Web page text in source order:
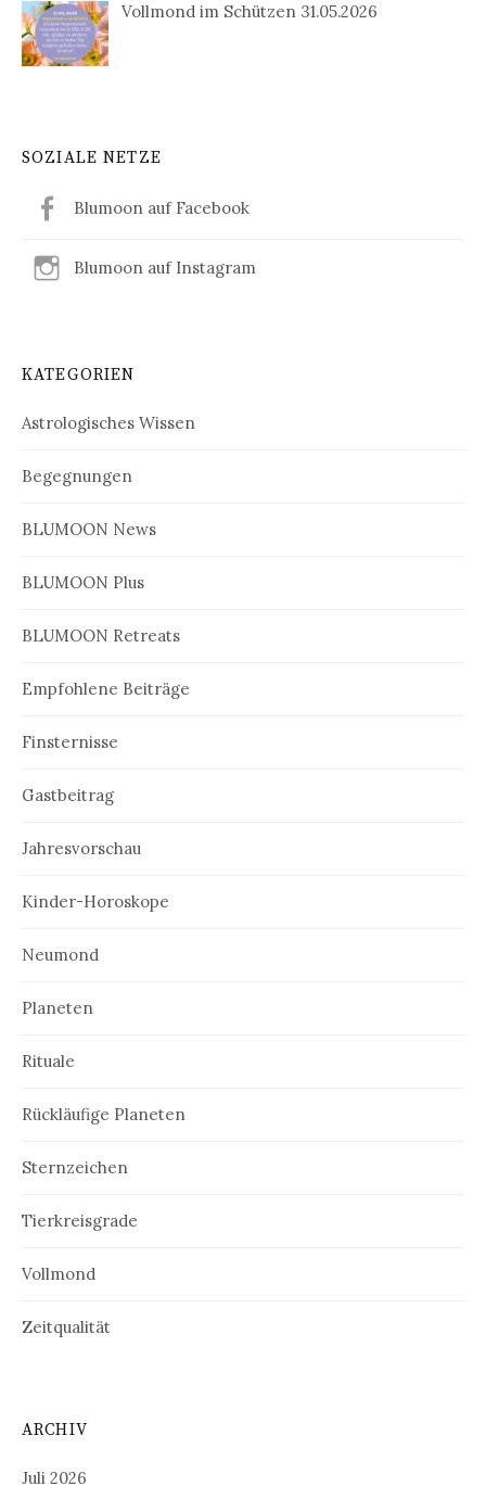
Vollmond im Schützen 31.05.2026
SOZIALE NETZE
Blumoon auf Facebook
Blumoon auf Instagram
KATEGORIEN
Astrologisches Wissen
Begegnungen
BLUMOON News
BLUMOON Plus
BLUMOON Retreats
Empfohlene Beiträge
Finsternisse
Gastbeitrag
Jahresvorschau
Kinder-Horoskope
Neumond
Planeten
Rituale
Rückläufige Planeten
Sternzeichen
Tierkreisgrade
Vollmond
Zeitqualität
ARCHIV
Juli 2026